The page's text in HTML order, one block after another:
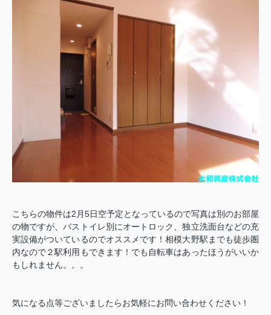
こちらの物件は2月5日空予定となっているので写真は別のお部屋
の物ですが、バストイレ別にオートロック、独立洗面台などの充
実設備がついているのでオススメです！相模大野駅までも徒歩圏
内なので２駅利用もできます！でも自転車はあったほうがいいか
もしれません。。。
気になる点等ございましたらお気軽にお問い合わせください！